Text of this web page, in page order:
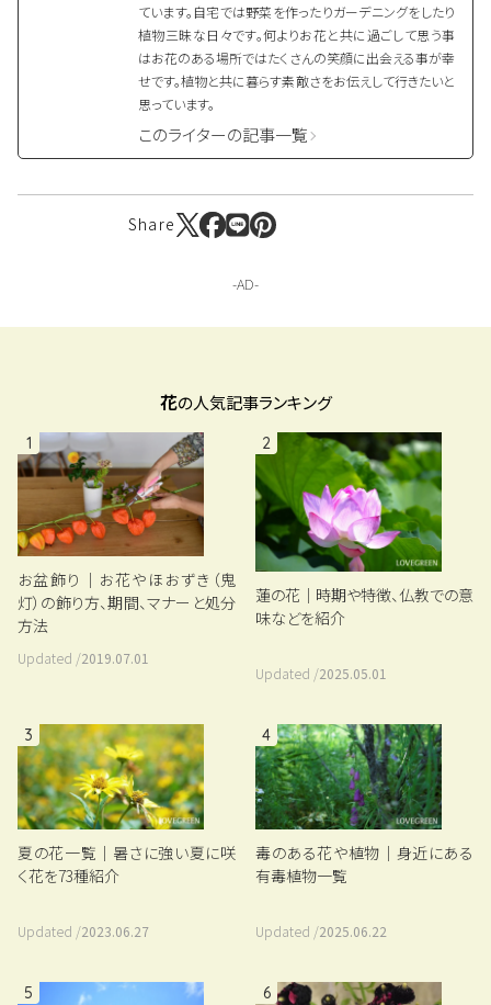
ています。自宅では野菜を作ったりガーデニングをしたり
植物三昧な日々です。何よりお花と共に過ごして思う事
はお花のある場所ではたくさんの笑顔に出会える事が幸
せです。植物と共に暮らす素敵さをお伝えして行きたいと
思っています。
このライターの記事一覧
Share
花の人気記事ランキング
1
お盆飾り｜お花やほおずき（鬼
灯）の飾り方、期間、マナーと処分
方法
Updated /2019.07.01
2
蓮の花｜時期や特徴、仏教での意
味などを紹介
Updated /2025.05.01
3
夏の花一覧｜暑さに強い夏に咲
く花を73種紹介
Updated /2023.06.27
4
毒のある花や植物｜身近にある
有毒植物一覧
Updated /2025.06.22
5 6